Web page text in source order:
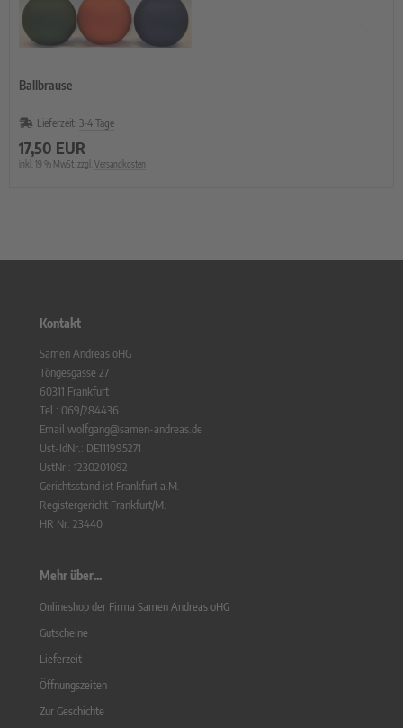
Ballbrause
Lieferzeit: 3-4 Tage
17,50 EUR
inkl. 19 % MwSt. zzgl. Versandkosten
Kontakt
Samen Andreas oHG
Töngesgasse 27
60311 Frankfurt
Tel.: 069/284436
Email wolfgang@samen-andreas.de
Ust-IdNr.: DE111995271
UstNr.: 1230201092
Gerichtsstand ist Frankfurt a.M.
Registergericht Frankfurt/M.
HR Nr. 23440
Mehr über...
Onlineshop der Firma Samen Andreas oHG
Gutscheine
Lieferzeit
Öffnungszeiten
Zur Geschichte